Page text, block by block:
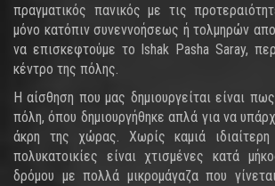
πραγματικός πανικός με τις
μόνο κατόπιν συνεννοήσεως ή τολμηρών
να επισκεφτούμε το Ishak Pasha Saray,
κέντρο της πόλης.
Η αίσθηση που μας δημιουργείται είναι
πόλη, όπου δημιουργήθηκε απλά για να
άκρη της χώρας. Χωρίς καμιά ιδιαίτερη
πολυκατοικίες είναι χτισμένες κατά
δρόμου με πολλά μικρομάγαζα που